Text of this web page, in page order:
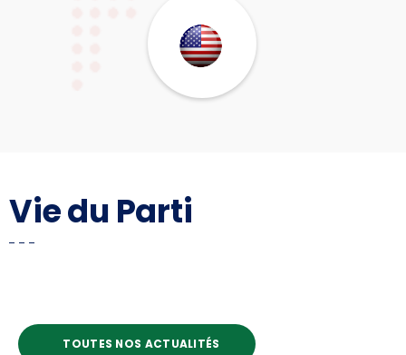
Vie du Parti
TOUTES NOS ACTUALITÉS